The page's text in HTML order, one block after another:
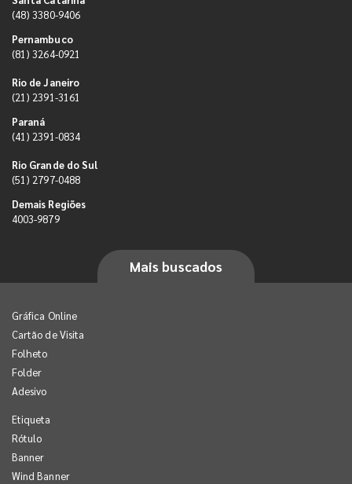
(48) 3380-9406
Pernambuco
(81) 3264-0921
Rio de Janeiro
(21) 2391-3161
Paraná
(41) 2391-0834
Rio Grande do Sul
(51) 2797-0488
Demais Regiões
4003-9879
Mais buscados
Gráfica Online
Cartão de Visita
Folheto
Folder
Adesivo
Etiqueta
Rótulo
Banner
Wind Banner